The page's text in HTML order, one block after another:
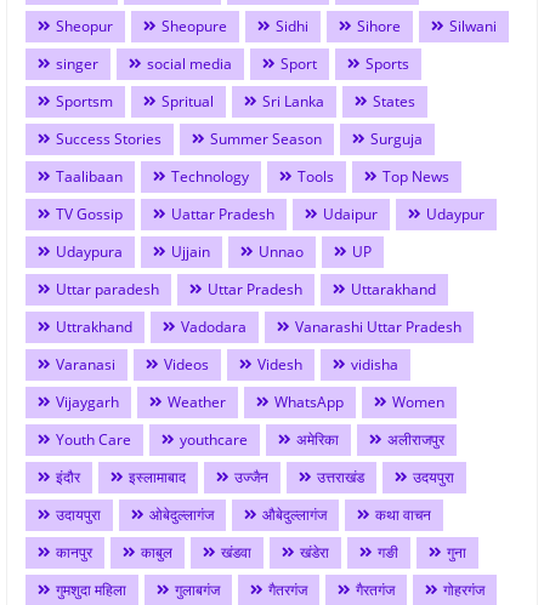
Sheopur
Sheopure Sidhi Sihore
Silwani
singer
social media Sport
Sports
Sportsm
Spritual Sri Lanka
States
Success Stories
Summer Season
Surguja
Taalibaan
Technology Tools
Top News
TV Gossip
Uattar Pradesh Udaipur
Udaypur
Udaypura
Ujjain Unnao
UP
Uttar paradesh
Uttar Pradesh
Uttarakhand
Uttrakhand
Vadodara
Vanarashi Uttar Pradesh
Varanasi
Videos Videsh
vidisha
Vijaygarh
Weather WhatsApp
Women
Youth Care
youthcare अमेरिका
अलीराजपुर
इंदौर
इस्लामाबाद उज्जैन उत्तराखंड
उदयपुरा
उदायपुरा
ओबेदुल्लागंज औबेदुल्लागंज
कथा वाचन
कानपुर
काबुल खंडवा खंडेरा गङी
गुना
गुमशुदा महिला
गुलाबगंज गैतरगंज गैरतगंज
गोहरगंज